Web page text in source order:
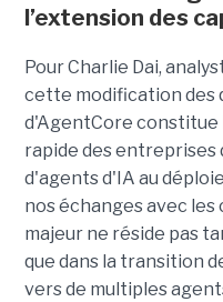
l’extension des
Pour Charlie Dai,
cette modification des
d'AgentCore constitue
rapide des
d'agents d'IA au
nos échanges avec
majeur ne réside pas
que dans la transition
vers de multiples